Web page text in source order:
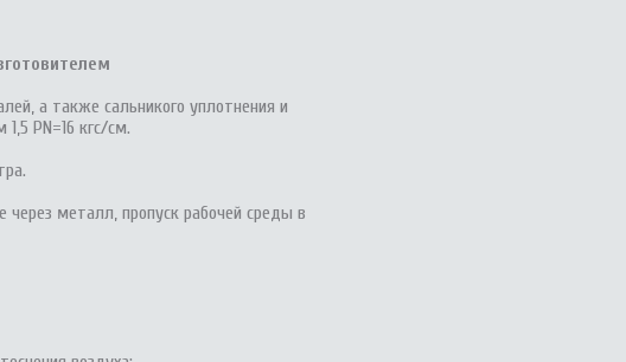
а также сальникого уплотнения и
PN=16 кгс/см.
металл, пропуск рабочей среды в